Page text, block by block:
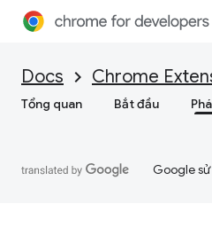
Docs Chrome
Tổng quan Bắt đầu
Google